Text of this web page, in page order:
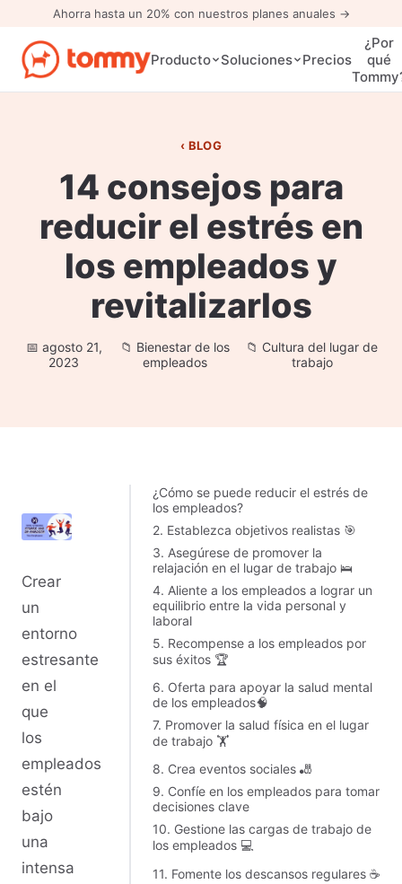
Ahorra hasta un 20% con nuestros planes anuales →
Producto Soluciones Precios
¿Por
qué
BLOG
14 consejos para
reducir el estrés en
los empleados y
revitalizarlos
agosto 21,
2023
Bienestar de los
empleados
Cultura del lugar de
trabajo
Crear
un
entorno
estresante
en el
que
los
empleados
estén
bajo
una
intensa
¿Cómo se puede reducir el estrés de
los empleados?
2. Establezca objetivos realistas 🎯
3. Asegúrese de promover la
relajación en el lugar de trabajo 🛌
4. Aliente a los empleados a lograr un
equilibrio entre la vida personal y
laboral
5. Recompense a los empleados por
sus éxitos 🏆
6. Oferta para apoyar la salud mental
de los empleados🧠
7. Promover la salud física en el lugar
de trabajo 🏋️
8. Crea eventos sociales 🎳
9. Confíe en los empleados para tomar
decisiones clave
10. Gestione las cargas de trabajo de
los empleados 💻
11. Fomente los descansos regulares ☕